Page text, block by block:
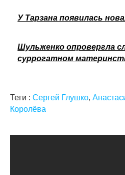
У Тарзана появилась
Шульженко опровергла
суррогатном
Теги : Сергей Глушко,
Королёва